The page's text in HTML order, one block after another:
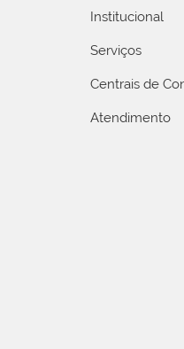
Institucional
Serviços
Centrais de
Atendimento